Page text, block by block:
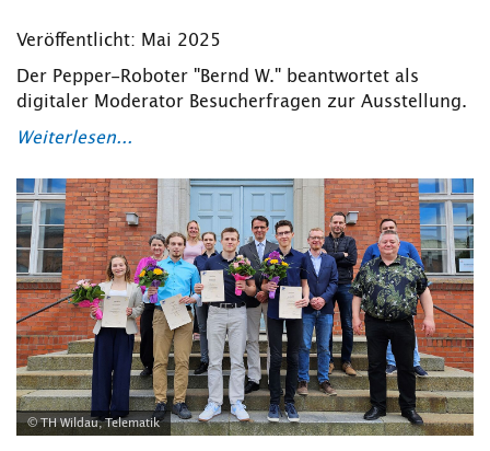
Veröffentlicht: Mai 2025
Der Pepper-Roboter "Bernd W." beantwortet als
digitaler Moderator Besucherfragen zur Ausstellung.
Weiterlesen...
© TH Wildau, Telematik